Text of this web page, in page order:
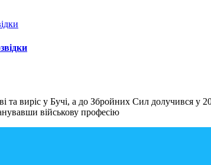
виріс у Бучі, а до Збройних Сил долучився у
військову професію